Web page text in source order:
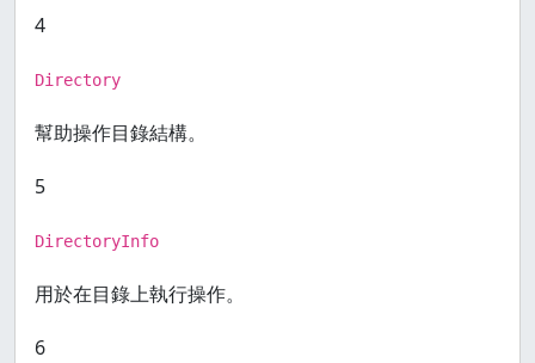
4
Directory
幫助操作目錄結構。
5
DirectoryInfo
用於在目錄上執行操作。
6